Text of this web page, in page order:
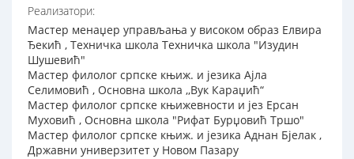
Реализатори:
Мастер менаџер управљања у високом образ Елвира
Ђекић , Техничка школа Техничка школа "Изудин
Шушевић"
Мастер филолог српске књиж. и језика Ајла
Селимовић , Основна школа ,,Вук Караџић“
Мастер филолог српске књижевности и јез Ерсан
Муховић , Основна школа "Рифат Бурџовић Тршо"
Мастер филолог српске књиж. и језика Аднан Бјелак ,
Државни универзитет у Новом Пазару